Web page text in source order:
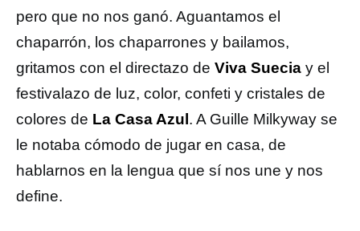
pero que no nos ganó. Aguantamos el
chaparrón, los chaparrones y bailamos,
gritamos con el directazo de Viva Suecia y el
festivalazo de luz, color, confeti y cristales de
colores de La Casa Azul. A Guille Milkyway se
le notaba cómodo de jugar en casa, de
hablarnos en la lengua que sí nos une y nos
define.